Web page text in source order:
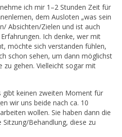
ich mir 1–2 Stunden Zeit für
dem Ausloten „was sein
Absichten/Zielen und ist auch
Ich denke, wer mit
möchte sich verstanden fühlen,
schon sehen, um dann möglichst
gehen. Vielleicht sogar mit
gibt keinen zweiten Moment für
wir uns beide nach ca. 10
wollen. Sie haben dann die
Behandlung, diese zu